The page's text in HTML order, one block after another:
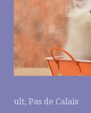
ult, Pas de Calais